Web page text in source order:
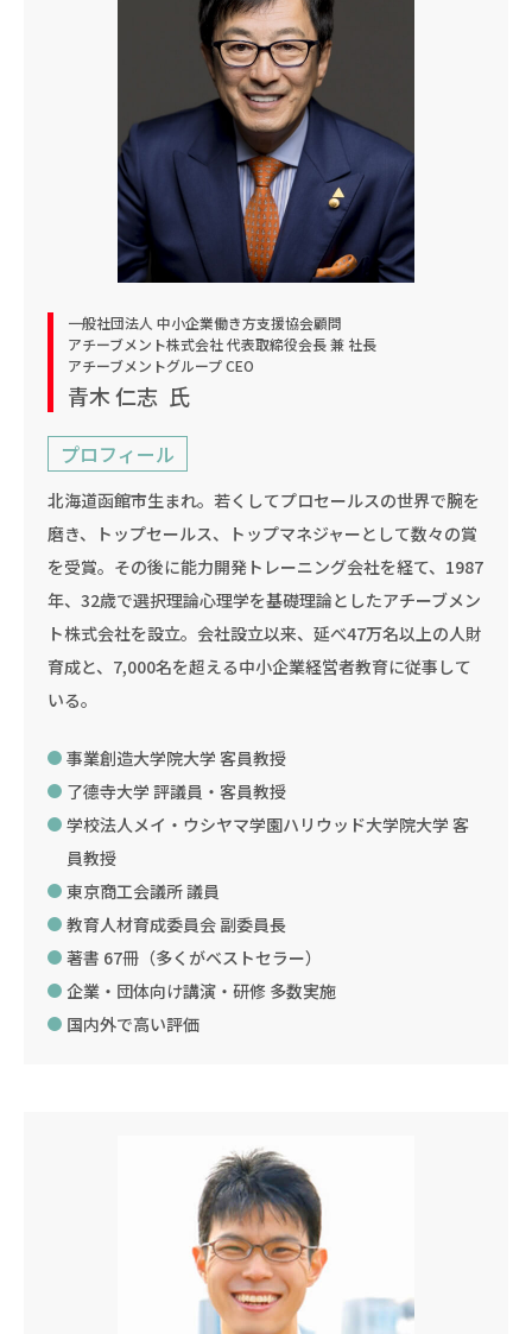
一般社団法人 中小企業働き方支援協会顧問
アチーブメント株式会社 代表取締役会長 兼 社長
アチーブメントグループ CEO
青木 仁志 氏
プロフィール
北海道函館市生まれ。若くしてプロセールスの世界で腕を
磨き、トップセールス、トップマネジャーとして数々の賞
を受賞。その後に能力開発トレーニング会社を経て、1987
年、32歳で選択理論心理学を基礎理論としたアチーブメン
ト株式会社を設立。会社設立以来、延べ47万名以上の人財
育成と、7,000名を超える中小企業経営者教育に従事して
いる。
事業創造大学院大学 客員教授
了德寺大学 評議員・客員教授
学校法人メイ・ウシヤマ学園ハリウッド大学院大学 客
員教授
東京商工会議所 議員
教育人材育成委員会 副委員長
著書 67冊（多くがベストセラー）
企業・団体向け講演・研修 多数実施
国内外で高い評価